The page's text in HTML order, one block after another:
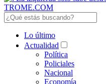
Lo último
Actualidad
Política
Policiales
Nacional
Economía